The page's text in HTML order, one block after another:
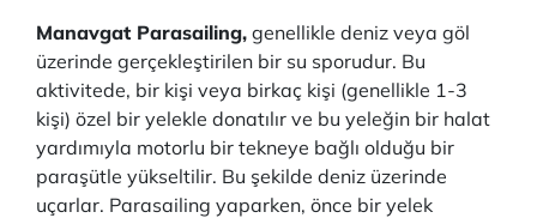
Manavgat Parasailing, genellikle deniz veya göl
üzerinde gerçekleştirilen bir su sporudur. Bu
aktivitede, bir kişi veya birkaç kişi (genellikle 1-3
kişi) özel bir yelekle donatılır ve bu yeleğin bir halat
yardımıyla motorlu bir tekneye bağlı olduğu bir
paraşütle yükseltilir. Bu şekilde deniz üzerinde
uçarlar. Parasailing yaparken, önce bir yelek